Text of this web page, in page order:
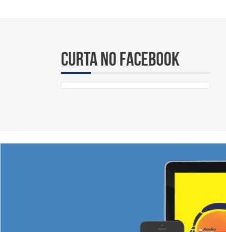
Curta no Facebook